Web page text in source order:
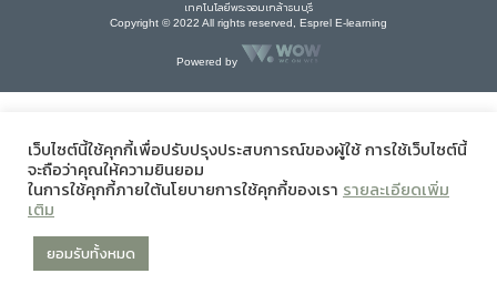
เทคโนโลยีพระจอมเกล้าธนบุรี
Copyright © 2022 All rights reserved, Esprel E-learning
Powered by
เว็บไซต์นี้ใช้คุกกี้เพื่อปรับปรุงประสบการณ์ของผู้ใช้ การใช้เว็บไซต์นี้
จะถือว่าคุณให้ความยินยอม
ในการใช้คุกกี้ภายใต้นโยบายการใช้คุกกี้ของเรา รายละเอียดเพิ่ม
เติม
ยอมรับทั้งหมด